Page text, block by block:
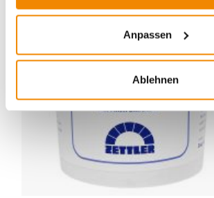
Anpassen
Ablehnen
Produkt ansehen